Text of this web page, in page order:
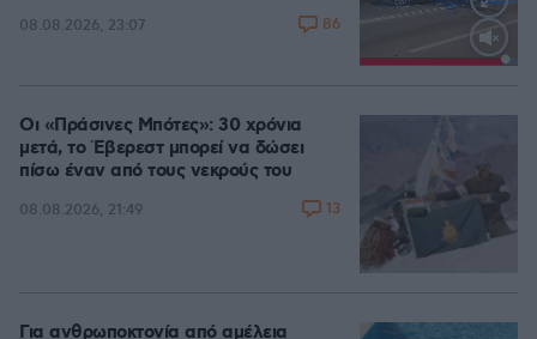
Loaded:
08.08.2026, 23:07 86
Οι «Πράσινες Μπότες»: 30 χρόνια
μετά, το Έβερεστ μπορεί να δώσει
πίσω έναν από τους νεκρούς του
08.08.2026, 21:49 13
Για ανθρωποκτονία από αμέλεια